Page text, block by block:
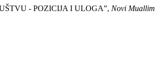
- POZICIJA I ULOGA”, Novi Muallim